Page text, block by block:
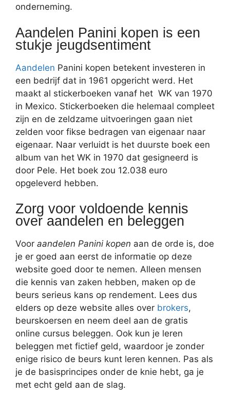
onderneming.
Aandelen Panini kopen is een
stukje jeugdsentiment
Aandelen Panini kopen betekent investeren in
een bedrijf dat in 1961 opgericht werd. Het
maakt al stickerboeken vanaf het WK van 1970
in Mexico. Stickerboeken die helemaal compleet
zijn en de zeldzame uitvoeringen gaan niet
zelden voor fikse bedragen van eigenaar naar
eigenaar. Naar verluidt is het duurste boek een
album van het WK in 1970 dat gesigneerd is
door Pele. Het boek zou 12.038 euro
opgeleverd hebben.
Zorg voor voldoende kennis
over aandelen en beleggen
Voor aandelen Panini kopen aan de orde is, doe
je er goed aan eerst de informatie op deze
website goed door te nemen. Alleen mensen
die kennis van zaken hebben, maken op de
beurs serieus kans op rendement. Lees dus
elders op deze website alles over brokers,
beurskoersen en neem deel aan de gratis
online cursus beleggen. Ook kun je leren
beleggen met fictief geld, waardoor je zonder
enige risico de beurs kunt leren kennen. Pas als
je de basisprincipes onder de knie hebt, ga je
met echt geld aan de slag.